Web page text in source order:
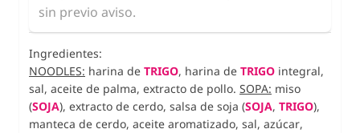
sin previo aviso.
Ingredientes:
NOODLES: harina de TRIGO, harina de TRIGO integral,
sal, aceite de palma, extracto de pollo. SOPA: miso
(SOJA), extracto de cerdo, salsa de soja (SOJA, TRIGO),
manteca de cerdo, aceite aromatizado, sal, azúcar,